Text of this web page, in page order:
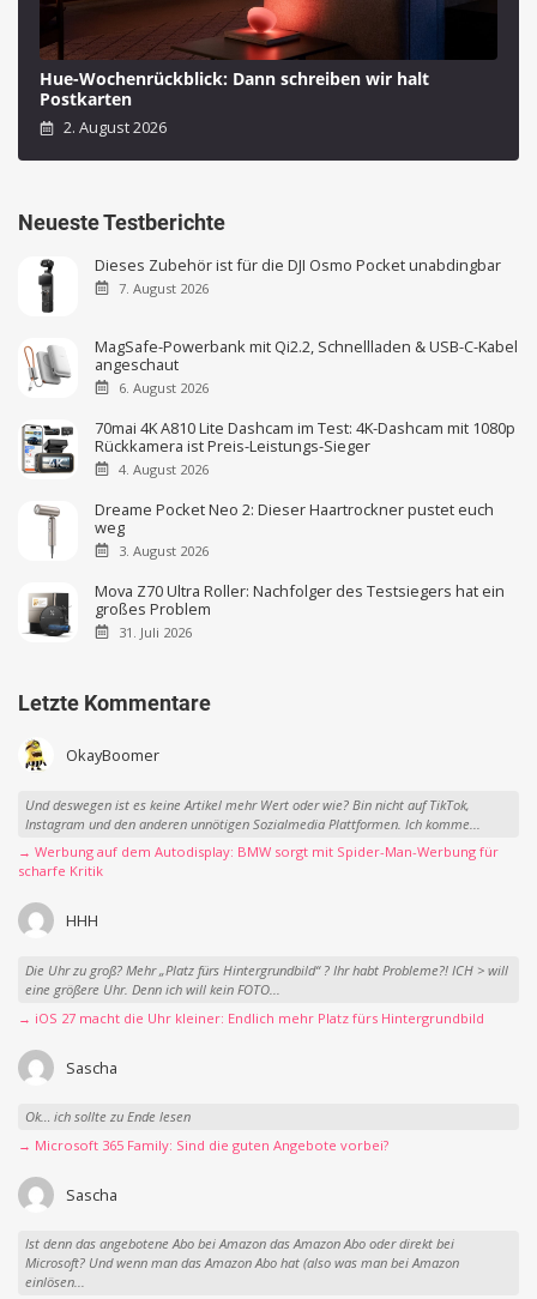
Hue-Wochenrückblick: Dann schreiben wir halt
Postkarten
2. August 2026
Neueste Testberichte
Dieses Zubehör ist für die DJI Osmo Pocket unabdingbar
7. August 2026
MagSafe-Powerbank mit Qi2.2, Schnellladen & USB-C-Kabel
angeschaut
6. August 2026
70mai 4K A810 Lite Dashcam im Test: 4K-Dashcam mit 1080p
Rückkamera ist Preis-Leistungs-Sieger
4. August 2026
Dreame Pocket Neo 2: Dieser Haartrockner pustet euch
weg
3. August 2026
Mova Z70 Ultra Roller: Nachfolger des Testsiegers hat ein
großes Problem
31. Juli 2026
Letzte Kommentare
OkayBoomer
Und deswegen ist es keine Artikel mehr Wert oder wie? Bin nicht auf TikTok,
Instagram und den anderen unnötigen Sozialmedia Plattformen. Ich komme...
→ Werbung auf dem Autodisplay: BMW sorgt mit Spider-Man-Werbung für
scharfe Kritik
HHH
Die Uhr zu groß? Mehr „Platz fürs Hintergrundbild“ ? Ihr habt Probleme?! ICH > will
eine größere Uhr. Denn ich will kein FOTO...
→ iOS 27 macht die Uhr kleiner: Endlich mehr Platz fürs Hintergrundbild
Sascha
Ok… ich sollte zu Ende lesen
→ Microsoft 365 Family: Sind die guten Angebote vorbei?
Sascha
Ist denn das angebotene Abo bei Amazon das Amazon Abo oder direkt bei
Microsoft? Und wenn man das Amazon Abo hat (also was man bei Amazon
einlösen...